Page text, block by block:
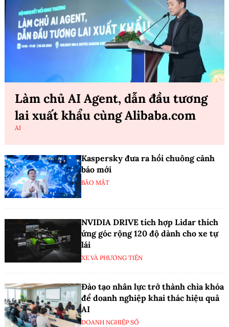
Làm chủ AI Agent, dẫn đầu tương
lai xuất khẩu cùng Alibaba.com
AI
Kaspersky đưa ra hồi chuông cảnh
báo mới
BẢO MẬT
NVIDIA DRIVE tích hợp Lidar thích
ứng góc rộng 120 độ dành cho xe tự
lái
XE VÀ PHƯƠNG TIỆN
Đào tạo nhân lực trở thành chìa khóa
để doanh nghiệp khai thác hiệu quả
AI
DOANH NGHIỆP SỐ